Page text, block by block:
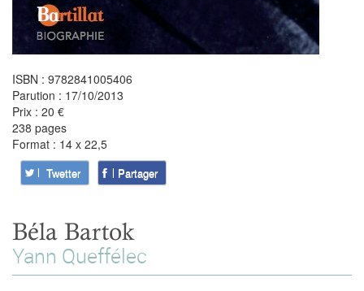
ISBN : 9782841005406
Parution : 17/10/2013
Prix : 20 €
238 pages
Format : 14 x 22,5
Twetter Partager
Béla Bartok
Yann Queffélec